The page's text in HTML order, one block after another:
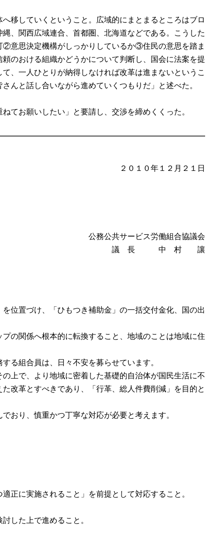
移していくということ。広域的にまとまるところはブロ
、関西広域連合、首都圏、北海道などである。こうした
意思決定機構がしっかりしているか③住民の意思を踏ま
のおける組織かどうかについて判断し、国会に法案を提
、一人ひとりが納得しなければ改革は進まないというこ
んと話し合いながら進めていくつもりだ」と述べた。
てお願いしたい」と要請し、交渉を締めくくった。
２０１０年１２月２１日
公務公共サービス労働組合協議会
議 長 中 村 讓
位置づけ、「ひもつき補助金」の一括交付金化、国の出
の関係へ根本的に転換すること、地域のことは地域に住
る組合員は、日々不安を募らせています。
上で、より地域に密着した基礎的自治体が国民生活に不
改革とすべきであり、「行革、総人件費削減」を目的と
おり、慎重かつ丁寧な対応が必要と考えます。
正に実施されること」を前提として対応すること。
した上で進めること。